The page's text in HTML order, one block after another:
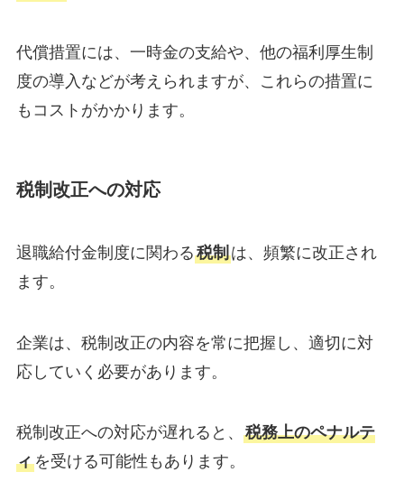
代償措置には、一時金の支給や、他の福利厚生制
度の導入などが考えられますが、これらの措置に
もコストがかかります。
税制改正への対応
退職給付金制度に関わる税制は、頻繁に改正され
ます。
企業は、税制改正の内容を常に把握し、適切に対
応していく必要があります。
税制改正への対応が遅れると、 税務上のペナルテ
ィを受ける可能性もあります。